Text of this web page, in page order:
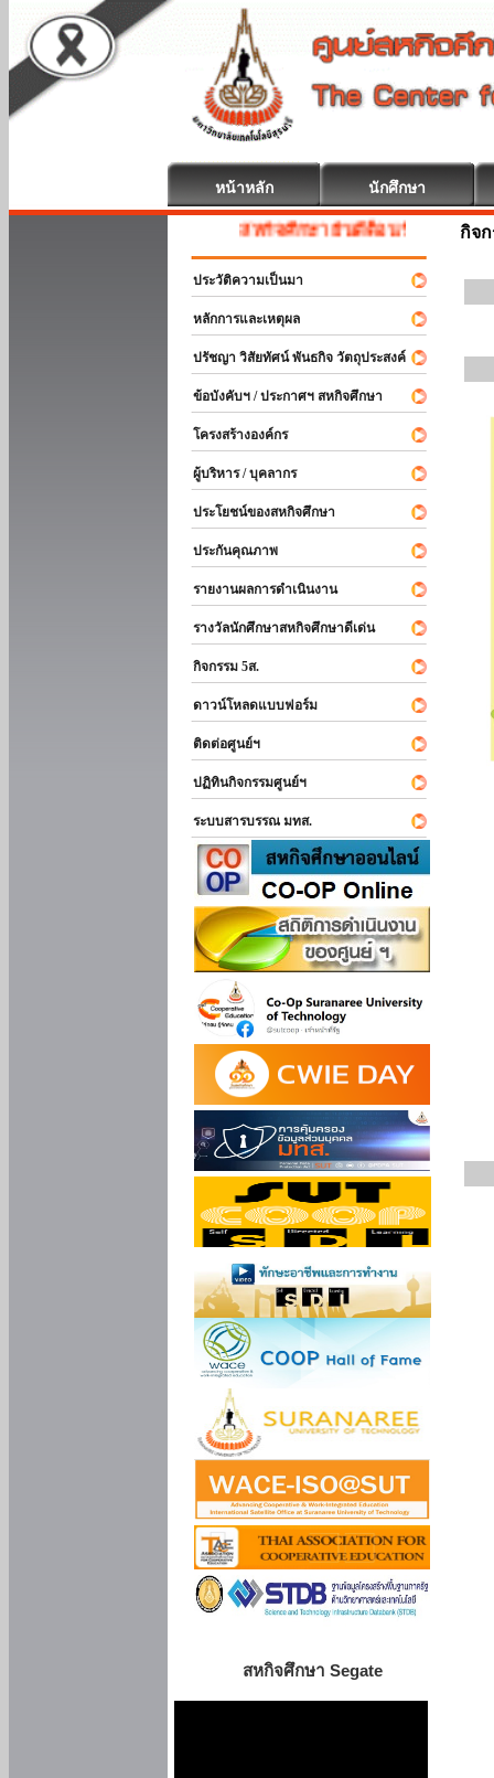
หน้าหลัก นักศึกษา
สหกิจศึกษา ยินดีต้อนรับ
ประวัติความเป็นมา
หลักการและเหตุผล
ปรัชญา วิสัยทัศน์ พันธกิจ วัตถุประสงค์
ข้อบังคับฯ / ประกาศฯ สหกิจศึกษา
โครงสร้างองค์กร
ผู้บริหาร / บุคลากร
ประโยชน์ของสหกิจศึกษา
ประกันคุณภาพ
รายงานผลการดำเนินงาน
รางวัลนักศึกษาสหกิจศึกษาดีเด่น
กิจกรรม 5ส.
ดาวน์โหลดแบบฟอร์ม
ติดต่อศูนย์ฯ
ปฏิทินกิจกรรมศูนย์ฯ
ระบบสารบรรณ มทส.
สหกิจศึกษา Segate
กิจ